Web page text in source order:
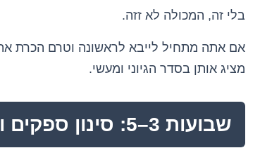
בלי זה, המכולה לא זזה.
אם אתה מתחיל לייבא לראשונה וטרם הכרת את
מציג אותן בסדר הגיוני ומעשי.
שבועות 3–5: סינון ספקים ובדיקות רקע